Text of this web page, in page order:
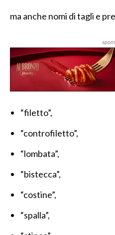
ma anche nomi di tagli e
“filetto”,
“controfiletto”,
“lombata”,
“bistecca”,
“costine”,
“spalla”,